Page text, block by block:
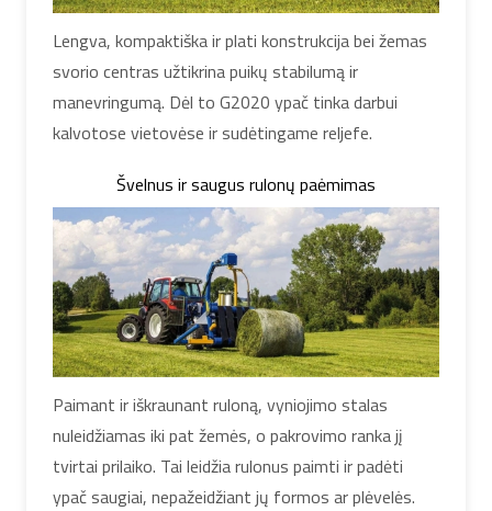
Lengva, kompaktiška ir plati konstrukcija bei žemas
svorio centras užtikrina puikų stabilumą ir
manevringumą. Dėl to G2020 ypač tinka darbui
kalvotose vietovėse ir sudėtingame reljefe.
Švelnus ir saugus rulonų paėmimas
Paimant ir iškraunant ruloną, vyniojimo stalas
nuleidžiamas iki pat žemės, o pakrovimo ranka jį
tvirtai prilaiko. Tai leidžia rulonus paimti ir padėti
ypač saugiai, nepažeidžiant jų formos ar plėvelės.